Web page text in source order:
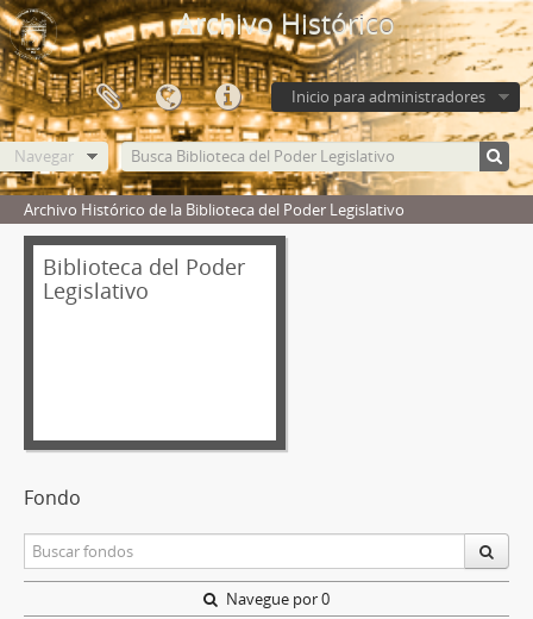
Archivo Histórico
Inicio para administradores
Navegar
Archivo Histórico de la Biblioteca del Poder Legislativo
Biblioteca del Poder
Legislativo
Fondo
Navegue por 0